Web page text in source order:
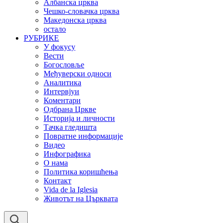
Албанска црква
Чешко-словачка црква
Македонска црква
остало
РУБРИКЕ
У фокусу
Вести
Богословље
Међуверски односи
Аналитика
Интервјуи
Коментари
Одбрана Цркве
Историја и личности
Тачка гледишта
Повратне информације
Видео
Инфографика
О нама
Политика коришћења
Контакт
Vida de la Iglesia
Животът на Църквата